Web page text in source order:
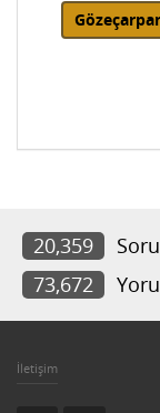
20,359 Soru
73,672
İletişim